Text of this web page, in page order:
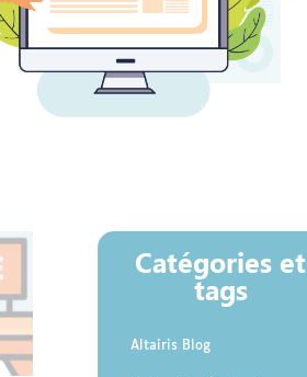
Catégories et
tags
Altairis Blog